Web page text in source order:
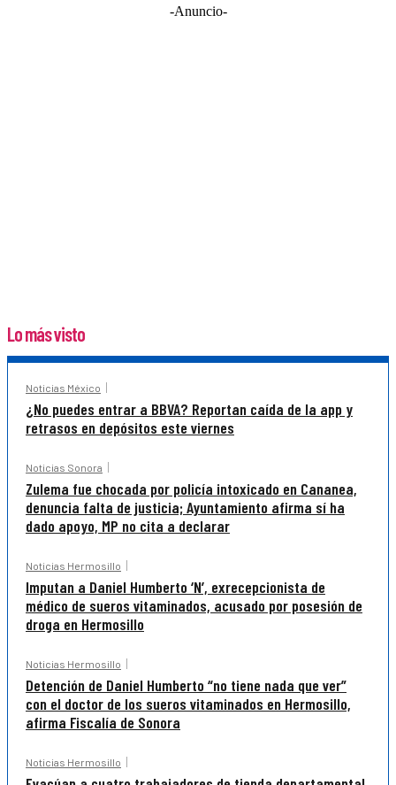
-Anuncio-
Lo más visto
Noticias México
¿No puedes entrar a BBVA? Reportan caída de la app y
retrasos en depósitos este viernes
Noticias Sonora
Zulema fue chocada por policía intoxicado en Cananea,
denuncia falta de justicia; Ayuntamiento afirma sí ha
dado apoyo, MP no cita a declarar
Noticias Hermosillo
Imputan a Daniel Humberto ‘N’, exrecepcionista de
médico de sueros vitaminados, acusado por posesión de
droga en Hermosillo
Noticias Hermosillo
Detención de Daniel Humberto “no tiene nada que ver”
con el doctor de los sueros vitaminados en Hermosillo,
afirma Fiscalía de Sonora
Noticias Hermosillo